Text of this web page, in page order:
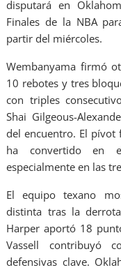
disputará en
Finales de la NBA
partir del miércoles.
Wembanyama firmó
10 rebotes y tres
con triples
Shai Gilgeous-
del encuentro. El
ha convertido en
especialmente en las
El equipo texano
distinta tras la
Harper aportó 18
Vassell contribuyó
defensivas clave.